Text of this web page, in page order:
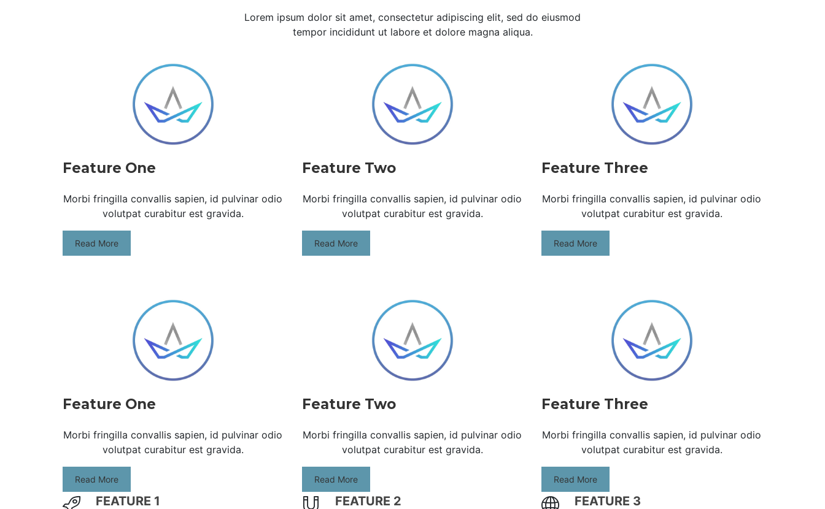
Lorem ipsum dolor sit amet, consectetur adipiscing elit, sed do eiusmod
tempor incididunt ut labore et dolore magna aliqua.
Feature One
Morbi fringilla convallis sapien, id pulvinar odio
volutpat curabitur est gravida.
Read More
Feature Two
Morbi fringilla convallis sapien, id pulvinar odio
volutpat curabitur est gravida.
Read More
Feature Three
Morbi fringilla convallis sapien, id pulvinar odio
volutpat curabitur est gravida.
Read More
Feature One
Morbi fringilla convallis sapien, id pulvinar odio
volutpat curabitur est gravida.
Read More
Feature Two
Morbi fringilla convallis sapien, id pulvinar odio
volutpat curabitur est gravida.
Read More
Feature Three
Morbi fringilla convallis sapien, id pulvinar odio
volutpat curabitur est gravida.
Read More
FEATURE 1 FEATURE 2 FEATURE 3